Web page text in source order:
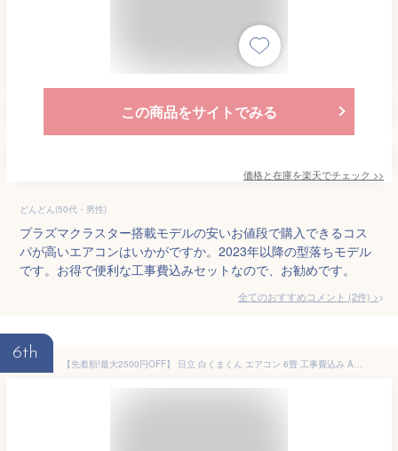
この商品をサイトでみる
価格と在庫を楽天でチェック >>
どんどん(50代・男性)
プラズマクラスター搭載モデルの安いお値段で購入できるコス
パが高いエアコンはいかがですか。2023年以降の型落ちモデル
です。お得で便利な工事費込みセットなので、お勧めです。
全てのおすすめコメント (2件) >
6th
【先着順!最大2500円OFF】 日立 白くまくん エアコン 6畳 工事費込み AJシリーズ RAS-AJ2225S-W-SET 室外機コンパクト HITACHI 暖房 冷房 室内機 室外機 リモコン 静音 省エネ 6帖 標準取付 設置 リフォーム 型落ち 引越 新品 楽天リフォーム認定商品